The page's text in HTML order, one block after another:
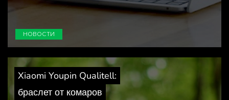
НОВОСТИ
Xiaomi Youpin Qualitell:
браслет от комаров